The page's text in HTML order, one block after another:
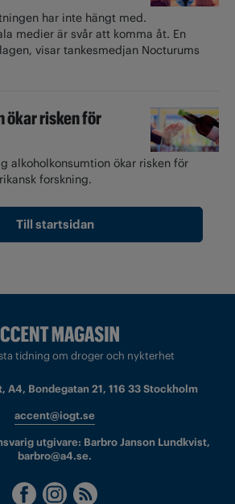
har inte hängt med.
medier är svår att komma åt. En
visar tankesmedjan Nocturums
ökar risken för
alkoholkonsumtion ökar risken för
forskning.
Till startsidan
tidning om droger och nykterhet
A4, Bondegatan 21, 116 33 Stockholm
accent@iogt.se
utgivare: Barbro Janson Lundkvist,
barbro@a4.se.